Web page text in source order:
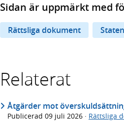
Sidan är uppmärkt med
Rättsliga dokument
Relaterat
Åtgärder mot
Publicerad 09 juli 2026 · Rättsliga